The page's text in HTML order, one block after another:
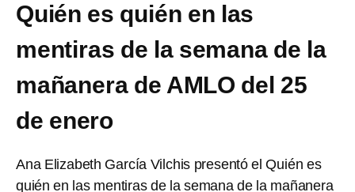
Quién es quién en las
mentiras de la semana de la
mañanera de AMLO del 25
de enero
Ana Elizabeth García Vilchis presentó el Quién es
quién en las mentiras de la semana de la mañanera